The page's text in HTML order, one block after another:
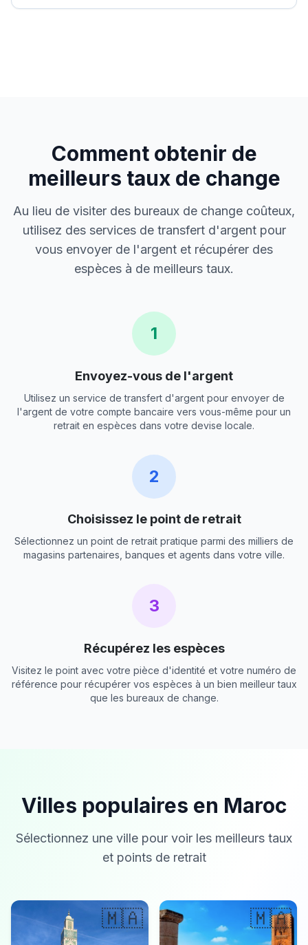
Comment obtenir de
meilleurs taux de change
Au lieu de visiter des bureaux de change coûteux,
utilisez des services de transfert d'argent pour
vous envoyer de l'argent et récupérer des
espèces à de meilleurs taux.
1
Envoyez-vous de l'argent
Utilisez un service de transfert d'argent pour envoyer de
l'argent de votre compte bancaire vers vous-même pour un
retrait en espèces dans votre devise locale.
2
Choisissez le point de retrait
Sélectionnez un point de retrait pratique parmi des milliers de
magasins partenaires, banques et agents dans votre ville.
3
Récupérez les espèces
Visitez le point avec votre pièce d'identité et votre numéro de
référence pour récupérer vos espèces à un bien meilleur taux
que les bureaux de change.
Villes populaires en Maroc
Sélectionnez une ville pour voir les meilleurs taux
et points de retrait
🇲🇦 🇲🇦